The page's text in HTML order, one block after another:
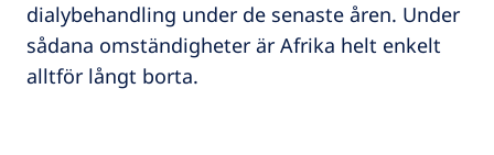
dialybehandling under de senaste åren. Under
sådana omständigheter är Afrika helt enkelt
alltför långt borta.